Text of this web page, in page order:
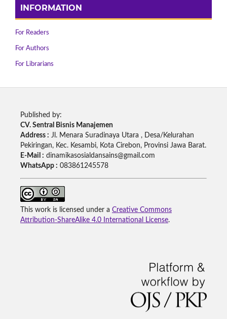
INFORMATION
For Readers
For Authors
For Librarians
Published by:
CV. Sentral Bisnis Manajemen
Address : Jl. Menara Suradinaya Utara , Desa/Kelurahan
Pekiringan, Kec. Kesambi, Kota Cirebon, Provinsi Jawa Barat.
E-Mail : dinamikasosialdansains@gmail.com
WhatsApp : 083861245578
This work is licensed under a Creative Commons
Attribution-ShareAlike 4.0 International License.